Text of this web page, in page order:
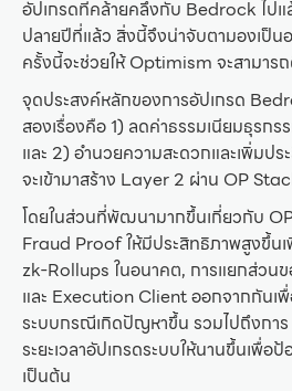
อัปเกรดที่คล้ายคลึงกับ Bedrock ไป
ปลายปีที่แล้ว สิ่งนี้จึงน่าจับตามองเป็น
ครั้งนี้จะช่วยให้ Optimism จะสามาร
จุดประสงค์หลักของการอัปเกรด
สองเรื่องคือ 1) ลดค่าธรรมเนียมธุร
และ 2) อำนวยความสะดวกและเพิ่ม
จะเข้ามาสร้าง Layer 2 ผ่าน OP
โดยในส่วนที่พัฒนามากขึ้นเกี่ยวกับ
Fraud Proof ให้มีประสิทธิภาพสูงขึ้น
zk-Rollups ในอนาคต, การแยกส่วน
และ Execution Client ออกจากกัน
ระบบกรณีเกิดปัญหาขึ้น รวมไปถึงกา
ระยะเวลาอัปเกรดระบบให้นานขึ้นเพื่อ
เป็นต้น